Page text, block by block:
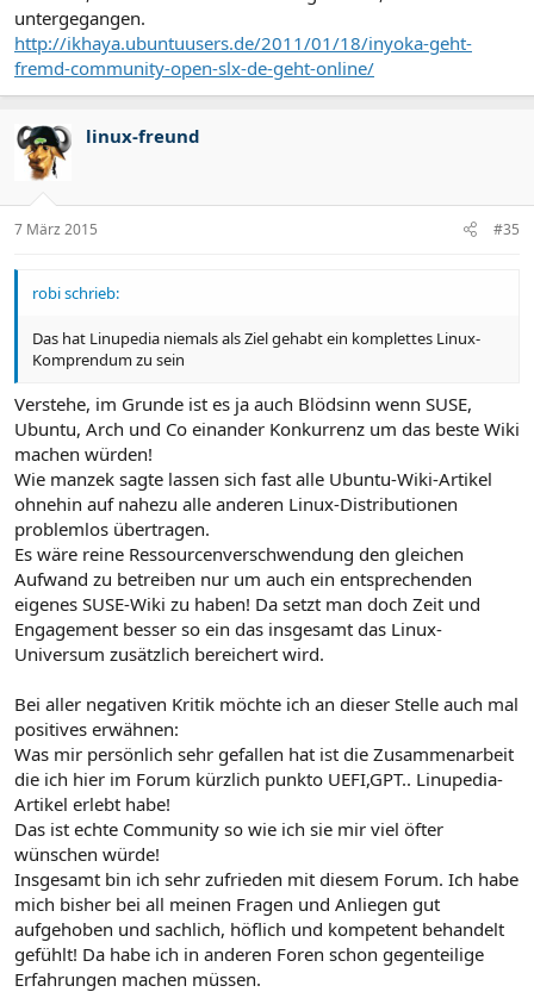
untergegangen.
http://ikhaya.ubuntuusers.de/2011/01/18/inyoka-geht-
fremd-community-open-slx-de-geht-online/
linux-freund
7 März 2015 #35
robi schrieb:
Das hat Linupedia niemals als Ziel gehabt ein komplettes Linux-
Komprendum zu sein
Verstehe, im Grunde ist es ja auch Blödsinn wenn SUSE,
Ubuntu, Arch und Co einander Konkurrenz um das beste Wiki
machen würden!
Wie manzek sagte lassen sich fast alle Ubuntu-Wiki-Artikel
ohnehin auf nahezu alle anderen Linux-Distributionen
problemlos übertragen.
Es wäre reine Ressourcenverschwendung den gleichen
Aufwand zu betreiben nur um auch ein entsprechenden
eigenes SUSE-Wiki zu haben! Da setzt man doch Zeit und
Engagement besser so ein das insgesamt das Linux-
Universum zusätzlich bereichert wird.
Bei aller negativen Kritik möchte ich an dieser Stelle auch mal
positives erwähnen:
Was mir persönlich sehr gefallen hat ist die Zusammenarbeit
die ich hier im Forum kürzlich punkto UEFI,GPT.. Linupedia-
Artikel erlebt habe!
Das ist echte Community so wie ich sie mir viel öfter
wünschen würde!
Insgesamt bin ich sehr zufrieden mit diesem Forum. Ich habe
mich bisher bei all meinen Fragen und Anliegen gut
aufgehoben und sachlich, höflich und kompetent behandelt
gefühlt! Da habe ich in anderen Foren schon gegenteilige
Erfahrungen machen müssen.